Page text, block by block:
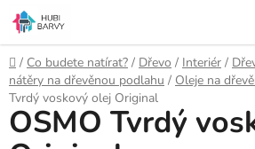
Přejít
na
obsah
Domů
/ Co budete natírat? / Dřevo / Interiér /
nátěry na dřevěnou podlahu / Oleje na
Tvrdý voskový olej Original
OSMO Tvrdý